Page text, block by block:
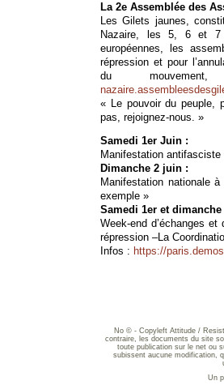
La 2e Assemblée des
Les Gilets jaunes,
Nazaire, les 5, 6 et 7
européennes, les
répression et pour
du
« Le pouvoir du peuple,
pas, rejoignez-nous. »
Samedi 1er Juin :
Manifestation
Dimanche 2 juin :
Manifestation nationale
exemple »
Samedi 1er et
Week-end d’échanges et
répression –La
Infos : https://
No © - Copyleft Attitude /
contraire, les documents du site
toute publication sur le net ou
subissent aucune modification,
Un